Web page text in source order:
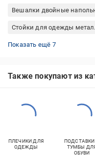
Вешалки двойные
Стойки для одежды
Вешалки на колесиках
Вешалки
Вешалки черные
Вешалки напольные
Вешалки пристенные
Вешалки напольные для
Вешалки венге напольные
Показать ещё 7
Также покупают из
ПЛЕЧИКИ ДЛЯ
ОДЕЖДЫ
ТУМБЫ
ОБУВИ